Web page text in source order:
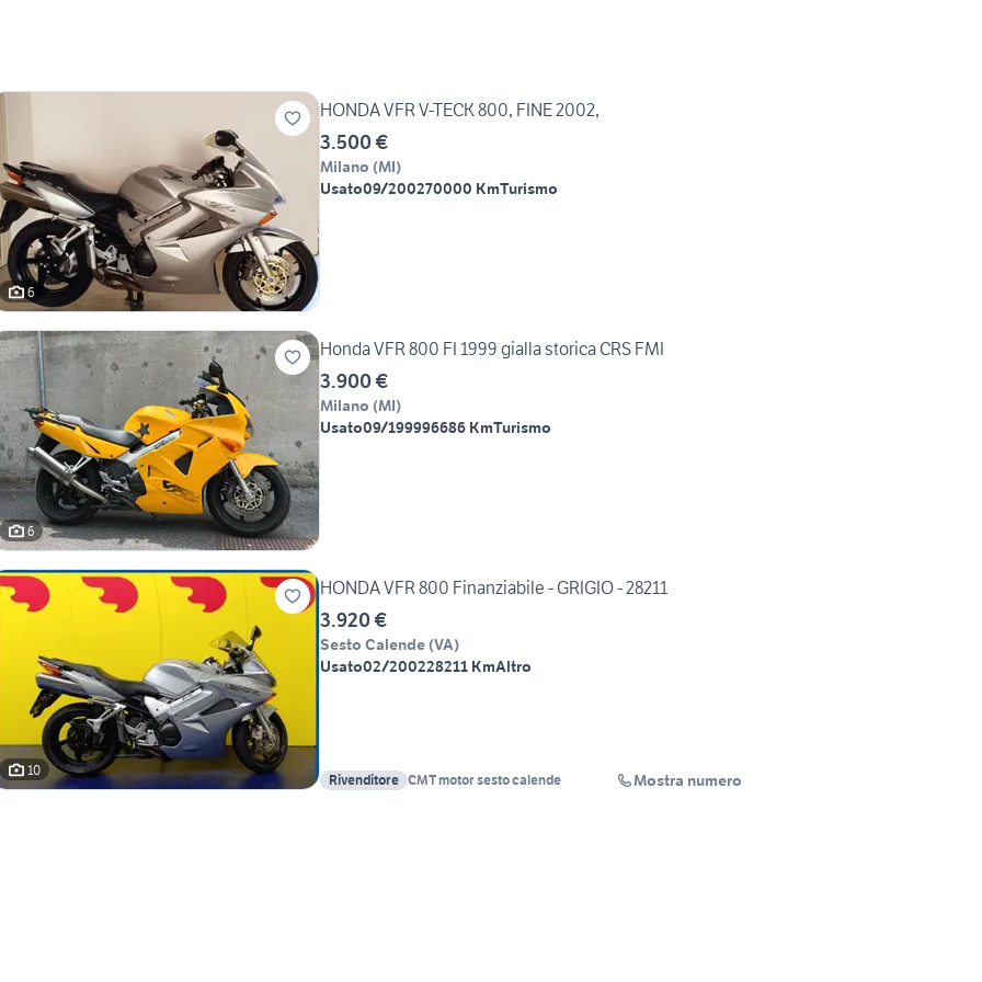
6
HONDA VFR V-TECK 800, FINE 2002,
3.500 €
Milano (MI)
Usato09/200270000 KmTurismo
6
Honda VFR 800 FI 1999 gialla storica CRS FMI
3.900 €
Milano (MI)
Usato09/199996686 KmTurismo
10
HONDA VFR 800 Finanziabile - GRIGIO - 28211
3.920 €
Sesto Calende (VA)
Usato02/200228211 KmAltro
Rivenditore CMT motor sesto calende Mostra numero